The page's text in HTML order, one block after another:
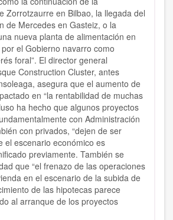
Zorrotzaurre en Bilbao, la llegada del
de Mercedes en Gasteiz, o la
nueva planta de alimentación en
el Gobierno navarro como
foral”. El director general
Construction Cluster, antes
asegura que el aumento de
en “la rentabilidad de muchas
ha hecho que algunos proyectos
con Administración
con privados, “dejen de ser
el escenario económico es
previamente. También se
que “el frenazo de las operaciones
en el escenario de la subida de
de las hipotecas parece
al arranque de los proyectos